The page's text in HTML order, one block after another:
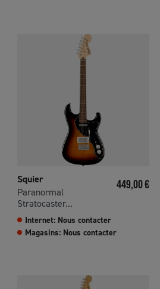
Squier
Paranormal
Stratocaster...
Prix
449,00 €
Internet: Nous contacter
Magasins: Nous contacter